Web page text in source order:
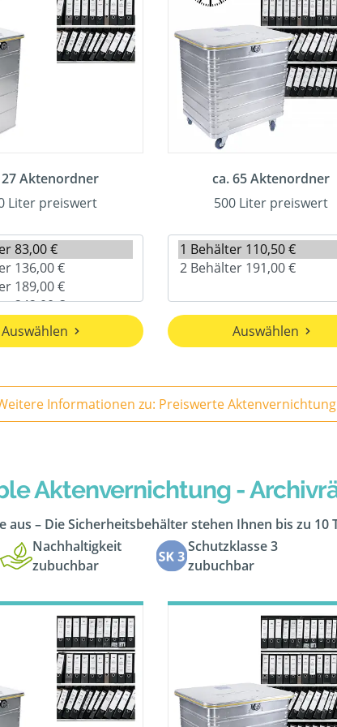
27 Aktenordner
Liter preiswert
Auswählen
ca. 65 Aktenordner
500 Liter preiswert
Auswählen
Informationen zu: Preiswerte Aktenvernichtung
Aktenvernichtung -
aus – Die Sicherheitsbehälter stehen Ihnen bis zu
Nachhaltigkeit
zubuchbar
Schutzklasse 3
zubuchbar